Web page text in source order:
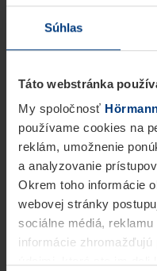
Súhlas
Táto webstránka
My spoločnosť
používame cookies na
reklám, umožnenie
a analyzovanie
Okrem toho informácie
webovej stránky
sociálne médiá,
informácie